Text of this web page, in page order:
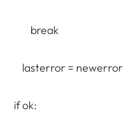
break
lasterror = newerror
if ok: